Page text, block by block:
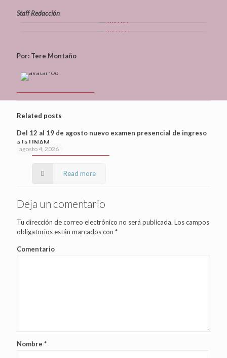
Staff Redacción
Por: Tere Montaño
Related posts
agosto 4, 2026
Del 12 al 19 de agosto nuevo examen presencial de ingreso
a la UNAM
Read more
Deja un comentario
Tu dirección de correo electrónico no será publicada. Los campos
obligatorios están marcados con *
Comentario
Nombre *